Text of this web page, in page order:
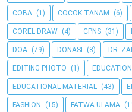
COBA (1) COCOK TANAM (6)
COREL DRAW (4) CPNS (31)
DOA (79) DONASI (8) DR.
EDITING PHOTO (1)
EDUCATIONAL MATERIAL (43)
FASHION (15) FATWA ULAMA